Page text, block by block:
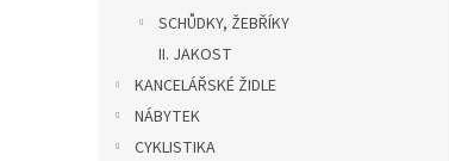
SCHŮDKY, ŽEBŘÍKY
II. JAKOST
KANCELÁŘSKÉ ŽIDLE
NÁBYTEK
CYKLISTIKA